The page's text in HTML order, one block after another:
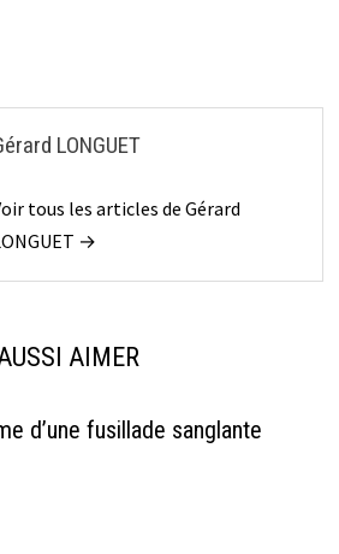
LONGUET
tous les articles de Gérard
→
AIMER
d’une fusillade sanglante